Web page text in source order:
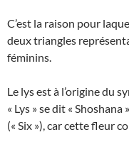
C’est la raison pour
deux triangles
féminins.
Le lys est à l’origine du
« Lys » se dit «
(« Six »), car cette fleur